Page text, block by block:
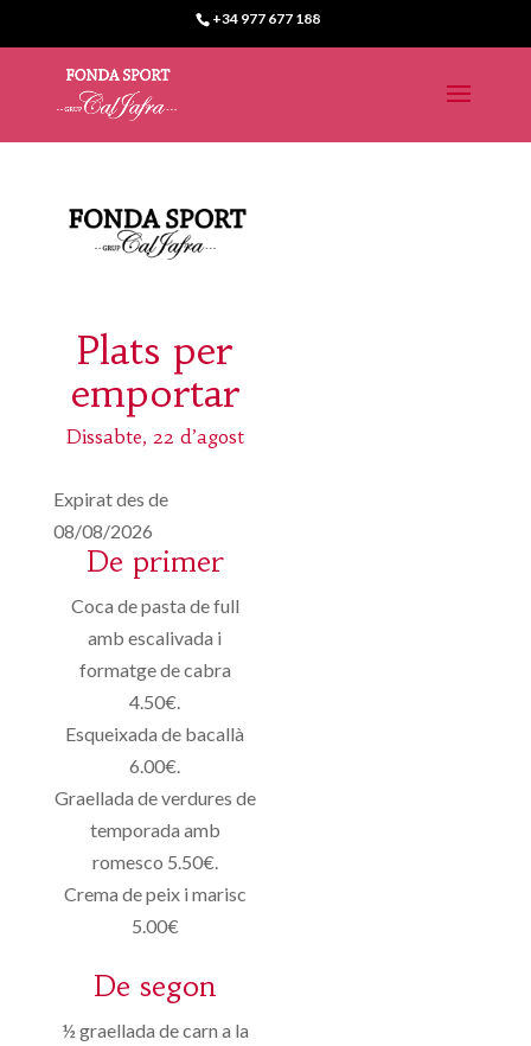
+34 977 677 188
Plats per
emportar
Dissabte, 22 d’agost
Expirat des de
08/08/2026
De primer
Coca de pasta de full
amb escalivada i
formatge de cabra
4.50€.
Esqueixada de bacallà
6.00€.
Graellada de verdures de
temporada amb
romesco 5.50€.
Crema de peix i marisc
5.00€
De segon
½ graellada de carn a la